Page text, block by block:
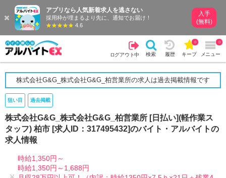
アプリなら人気新着求人を逃さない
採用枠が埋まるより先に、通知でお届け！
4.6
入手
(無料)
ログアウト中 検索 履歴 キープ
0
メニュー
0
株式会社G&G_株式会社G&G_柏営業所の求人は過去掲載情報です
狙い目 過去掲載
株式会社G&G_株式会社G&G_柏営業所 [日払い](軽作業ス
タッフ) 柏市 [求人ID：317495432]のバイト・アルバイトの
求人情報
時給1,350円～
時給1,350円～1,688円